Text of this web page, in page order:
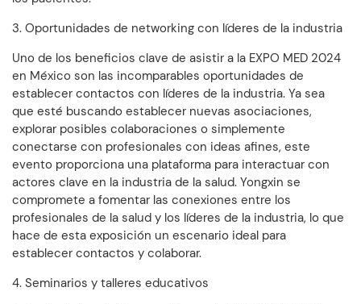
3. Oportunidades de networking con líderes de la industria
Uno de los beneficios clave de asistir a la EXPO MED 2024
en México son las incomparables oportunidades de
establecer contactos con líderes de la industria. Ya sea
que esté buscando establecer nuevas asociaciones,
explorar posibles colaboraciones o simplemente
conectarse con profesionales con ideas afines, este
evento proporciona una plataforma para interactuar con
actores clave en la industria de la salud. Yongxin se
compromete a fomentar las conexiones entre los
profesionales de la salud y los líderes de la industria, lo que
hace de esta exposición un escenario ideal para
establecer contactos y colaborar.
4. Seminarios y talleres educativos